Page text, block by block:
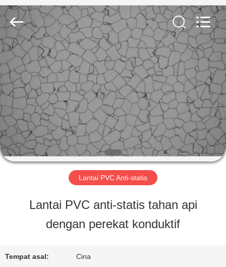
RUMAH
PRODUK
TAMPILAN
VR
WISATA
ESTY
BUILDING
MATERIALS
CO.,LTD.
All
Rights
Reserved.
Developed
by
ECER
Lantai PVC Anti-statis
Lantai PVC anti-statis tahan api
dengan perekat konduktif
Tempat asal: Cina